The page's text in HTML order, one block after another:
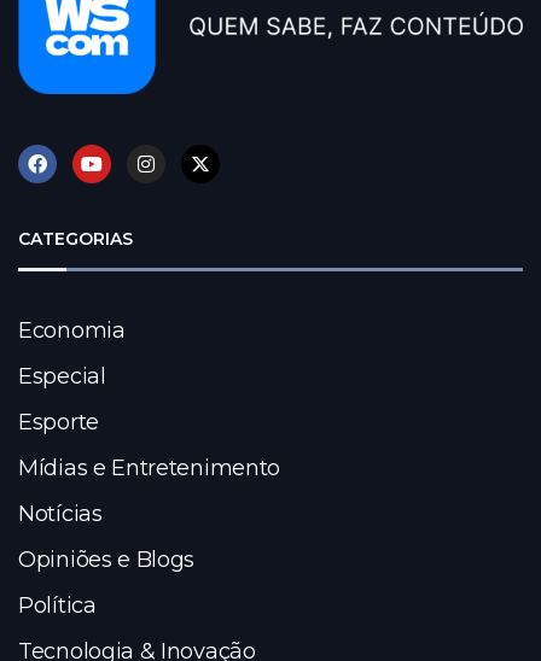
CATEGORIAS
Economia
Especial
Esporte
Mídias e Entretenimento
Notícias
Opiniões e Blogs
Política
Tecnologia & Inovação